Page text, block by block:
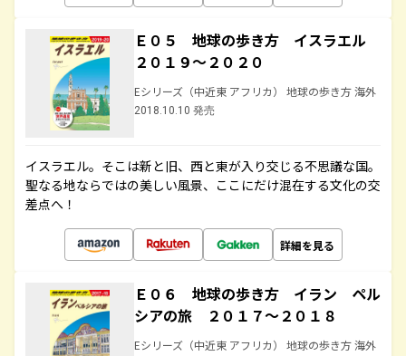
Ｅ０５ 地球の歩き方 イスラエル
２０１９～２０２０
Eシリーズ（中近東 アフリカ） 地球の歩き方 海外
2018.10.10 発売
イスラエル。そこは新と旧、西と東が入り交じる不思議な国。
聖なる地ならではの美しい風景、ここにだけ混在する文化の交
差点へ！
詳細を見る
Ｅ０６ 地球の歩き方 イラン ペル
シアの旅 ２０１７～２０１８
Eシリーズ（中近東 アフリカ） 地球の歩き方 海外